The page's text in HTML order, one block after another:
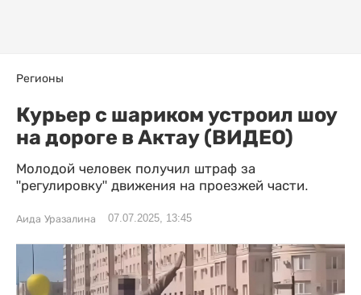
Регионы
Курьер с шариком устроил шоу
на дороге в Актау (ВИДЕО)
Молодой человек получил штраф за
"регулировку" движения на проезжей части.
Аида Уразалина 07.07.2025, 13:45